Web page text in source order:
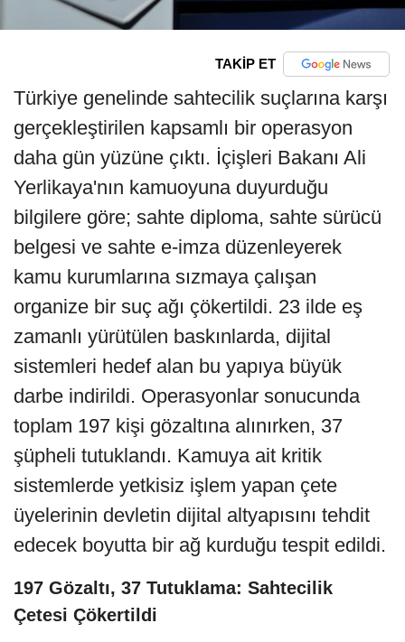
TAKİP ET
Türkiye genelinde sahtecilik suçlarına karşı
gerçekleştirilen kapsamlı bir operasyon
daha gün yüzüne çıktı. İçişleri Bakanı Ali
Yerlikaya'nın kamuoyuna duyurduğu
bilgilere göre; sahte diploma, sahte sürücü
belgesi ve sahte e-imza düzenleyerek
kamu kurumlarına sızmaya çalışan
organize bir suç ağı çökertildi. 23 ilde eş
zamanlı yürütülen baskınlarda, dijital
sistemleri hedef alan bu yapıya büyük
darbe indirildi. Operasyonlar sonucunda
toplam 197 kişi gözaltına alınırken, 37
şüpheli tutuklandı. Kamuya ait kritik
sistemlerde yetkisiz işlem yapan çete
üyelerinin devletin dijital altyapısını tehdit
edecek boyutta bir ağ kurduğu tespit edildi.
197 Gözaltı, 37 Tutuklama: Sahtecilik
Çetesi Çökertildi